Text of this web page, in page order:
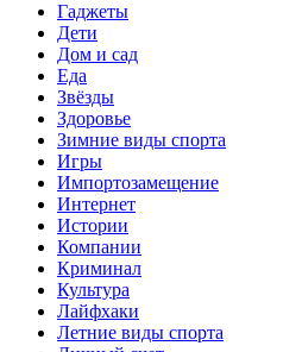
Гаджеты
Дети
Дом и сад
Еда
Звёзды
Здоровье
Зимние виды спорта
Игры
Импортозамещение
Интернет
Истории
Компании
Криминал
Культура
Лайфхаки
Летние виды спорта